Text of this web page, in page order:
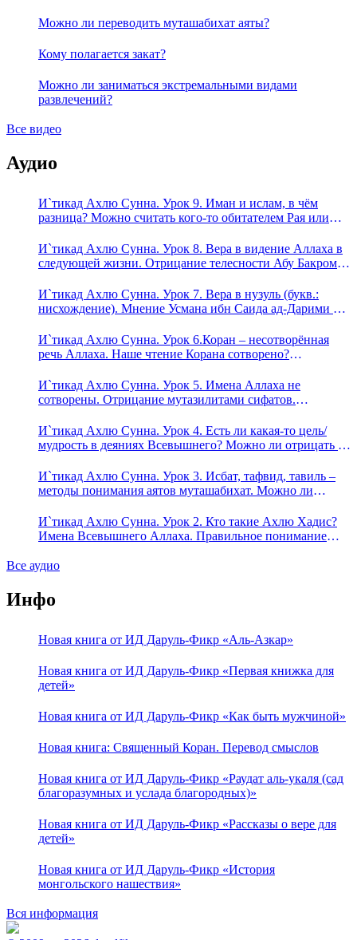
Можно ли переводить муташабихат аяты?
Кому полагается закат?
Можно ли заниматься экстремальными видами
развлечений?
Все видео
Аудио
И`тикад Ахлю Сунна. Урок 9. Иман и ислам, в чём
разница? Можно считать кого-то обитателем Рая или
И`тикад Ахлю Сунна. Урок 8. Вера в видение Аллаха в
следующей жизни. Отрицание телесности Абу Бакром
ибн Саида ад-Дарими. Иман – это слова, дела и
познание
И`тикад Ахлю Сунна. Урок 7. Вера в нузуль (букв.:
нисхождение). Мнение Усмана ибн Саида ад-Дарими о
физическим движением?
И`тикад Ахлю Сунна. Урок 6.Коран – несотворённая
речь Аллаха. Наше чтение Корана сотворено?
И`тикад Ахлю Сунна. Урок 5. Имена Аллаха не
сотворены. Отрицание мутазилитами сифатов.
И`тикад Ахлю Сунна. Урок 4. Есть ли какая-то цель/
мудрость в деяниях Всевышнего? Можно ли отрицать в
пришло в Коране и Сунне? Концепция ибн Таймийи
И`тикад Ахлю Сунна. Урок 3. Исбат, тафвид, тавиль –
методы понимания аятов муташабихат. Можно ли
означает утверждение сифата «биля кейфа» (без образа)?
И`тикад Ахлю Сунна. Урок 2. Кто такие Ахлю Хадис?
Имена Всевышнего Аллаха. Правильное понимание
Все аудио
Инфо
Новая книга от ИД Даруль-Фикр «Аль-Азкар»
Новая книга от ИД Даруль-Фикр «Первая книжка для
детей»
Новая книга от ИД Даруль-Фикр «Как быть мужчиной»
Новая книга: Священный Коран. Перевод смыслов
Новая книга от ИД Даруль-Фикр «Раудат аль-укаля (cад
благоразумных и услада благородных)»
Новая книга от ИД Даруль-Фикр «Рассказы о вере для
детей»
Новая книга от ИД Даруль-Фикр «История
монгольского нашествия»
Вся информация